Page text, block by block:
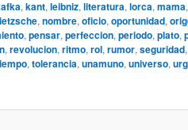
, kant, leibniz, literatura, lorca, mama,
, nombre, oficio, oportunidad,
, pensar, perfeccion, periodo, plato,
, revolucion, ritmo, rol, rumor, seguridad,
, tolerancia, unamuno, universo,